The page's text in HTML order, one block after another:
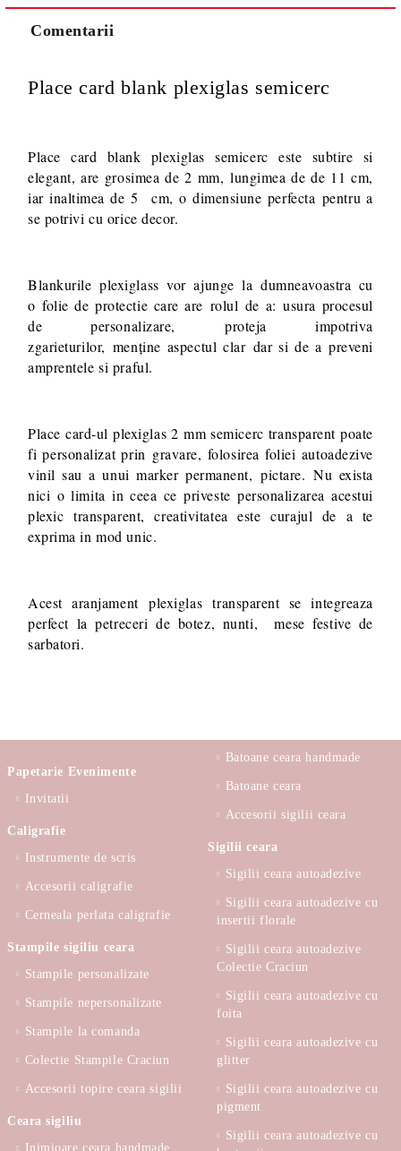
Va multumim! Veti fi contactat pentru stabilirea eventualelor detalii
suplimentare necesare procesarii comenzii dumneavoastra.
Comentarii
Place card blank plexiglas semicerc
Place card blank plexiglas semicerc este subtire si
elegant, are grosimea de 2 mm, lungimea de de 11 cm,
iar inaltimea de 5 cm, o dimensiune perfecta pentru a
se potrivi cu orice decor.
Blankurile plexiglass vor ajunge la dumneavoastra cu
o folie de protectie care are rolul de a: usura procesul
de personalizare, proteja impotriva
zgarieturilor, menține aspectul clar dar si de a preveni
amprentele si praful.
Place card-ul plexiglas 2 mm semicerc transparent poate
fi personalizat prin gravare, folosirea foliei autoadezive
vinil sau a unui marker permanent, pictare.Nu exista
nici o limita in ceea ce priveste personalizarea acestui
plexic transparent, creativitatea este curajul de a te
exprima in mod unic.
Acest aranjament plexiglas transparent se integreaza
perfect la petreceri de botez, nunti, mese festive de
sarbatori.
Papetarie Evenimente
Invitatii
Caligrafie
Instrumente de scris
Accesorii caligrafie
Cerneala perlata caligrafie
Stampile sigiliu ceara
Stampile personalizate
Stampile nepersonalizate
Stampile la comanda
Colectie Stampile Craciun
Accesorii topire ceara sigilii
Ceara sigiliu
Inimioare ceara handmade
Batoane ceara handmade
Batoane ceara
Accesorii sigilii ceara
Sigilii ceara
Sigilii ceara autoadezive
Sigilii ceara autoadezive cu
insertii florale
Sigilii ceara autoadezive
Colectie Craciun
Sigilii ceara autoadezive cu
foita
Sigilii ceara autoadezive cu
glitter
Sigilii ceara autoadezive cu
pigment
Sigilii ceara autoadezive cu